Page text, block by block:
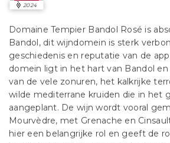
2024
Domaine Tempier Bandol Rosé is
Bandol, dit wijndomein is sterk
geschiedenis en reputatie van de
domein ligt in het hart van Bandol
van de vele zonuren, het kalkrijke
wilde mediterrane kruiden die in het
aangeplant. De wijn wordt vooral
Mourvèdre, met Grenache en
hier een belangrijke rol en geeft de